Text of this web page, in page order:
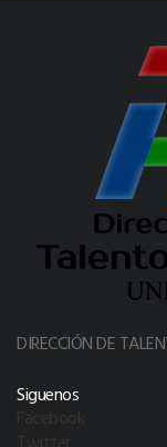
DIRECCIÓN DE
Siguenos